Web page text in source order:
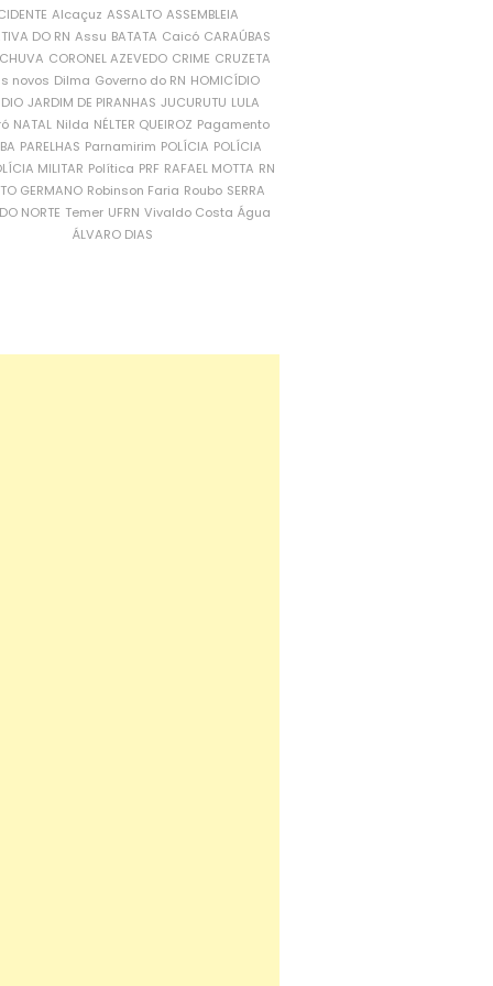
Alcaçuz ASSALTO ASSEMBLEIA
DO RN Assu BATATA Caicó CARAÚBAS
CORONEL AZEVEDO CRIME CRUZETA
novos Dilma Governo do RN HOMICÍDIO
JARDIM DE PIRANHAS JUCURUTU LULA
NATAL Nilda NÉLTER QUEIROZ Pagamento
PARELHAS Parnamirim POLÍCIA POLÍCIA
MILITAR Política PRF RAFAEL MOTTA RN
GERMANO Robinson Faria Roubo SERRA
NORTE Temer UFRN Vivaldo Costa Água
ÁLVARO DIAS